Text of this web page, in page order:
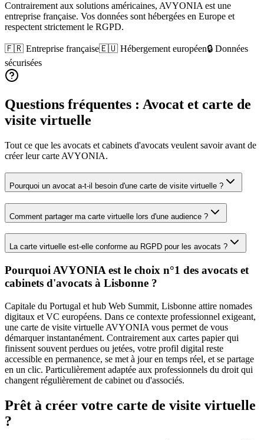
Contrairement aux solutions américaines, AVYONIA est une
entreprise française. Vos données sont hébergées en Europe et
respectent strictement le RGPD.
🇫🇷 Entreprise française🇪🇺 Hébergement européen🔒 Données
sécurisées
Questions fréquentes : Avocat et carte de
visite virtuelle
Tout ce que les avocats et cabinets d'avocats veulent savoir avant de
créer leur carte AVYONIA.
Pourquoi un avocat a-t-il besoin d'une carte de visite virtuelle ?
Comment partager ma carte virtuelle lors d'une audience ?
La carte virtuelle est-elle conforme au RGPD pour les avocats ?
Pourquoi AVYONIA est le choix n°1 des avocats et
cabinets d'avocats à Lisbonne ?
Capitale du Portugal et hub Web Summit, Lisbonne attire nomades
digitaux et VC européens. Dans ce contexte professionnel exigeant,
une carte de visite virtuelle AVYONIA vous permet de vous
démarquer instantanément. Contrairement aux cartes papier qui
finissent souvent perdues ou jetées, votre profil digital reste
accessible en permanence, se met à jour en temps réel, et se partage
en un clic. Particulièrement adaptée aux professionnels du droit qui
changent régulièrement de cabinet ou d'associés.
Prêt à créer votre carte de visite virtuelle
?